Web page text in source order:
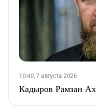
10:40, 7 августа 2026
Кадыров Рамзан